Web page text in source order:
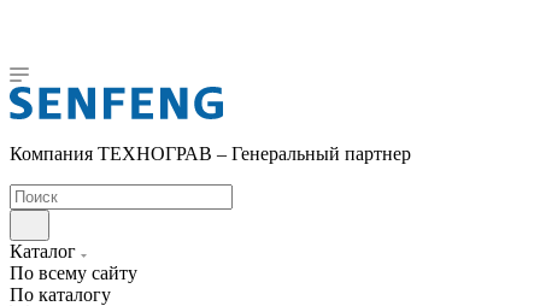
Компания ТЕХНОГРАВ – Генеральный партнер
Каталог
По всему сайту
По каталогу